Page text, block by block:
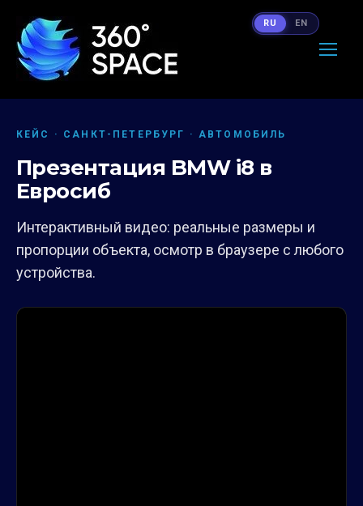
КЕЙС · САНКТ-ПЕТЕРБУРГ · АВТОМОБИЛЬ
Презентация BMW i8 в
Евросиб
Интерактивный видео: реальные размеры и
пропорции объекта, осмотр в браузере с любого
устройства.
RU EN